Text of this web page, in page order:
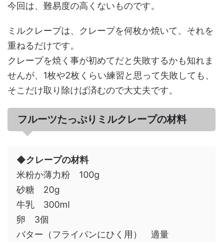
今回は、難易度の高くないものです。
ミルクレープは、クレープを何枚か焼いて、それを
重ねるだけです。
クレープを焼く事が初めてだと失敗するかも知れま
せんが、1枚や2枚くらい練習と思って失敗しても、
そこだけ取り除けば済むので大丈夫です。
フルーツたっぷりミルクレープの材料
◆クレープの材料
米粉か薄力粉 100g
砂糖 20g
牛乳 300ml
卵 3個
バター（フライパンにひく用） 適量